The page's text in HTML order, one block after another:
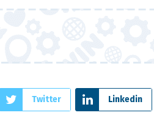
Twitter Linkedin